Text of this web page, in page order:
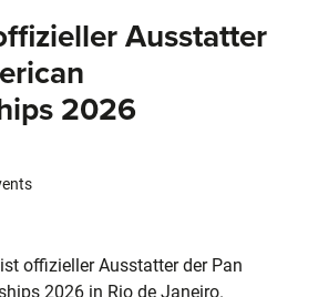
Ausstatter
2026
offizieller Ausstatter der Pan
2026 in Rio de Janeiro.